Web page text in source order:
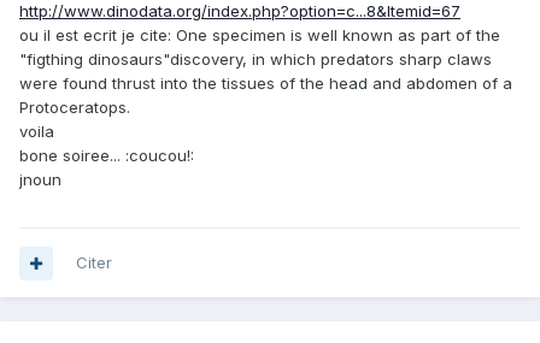
http://www.dinodata.org/index.php?option=c...8&Itemid=67
ou il est ecrit je cite: One specimen is well known as part of the
"figthing dinosaurs"discovery, in which predators sharp claws
were found thrust into the tissues of the head and abdomen of a
Protoceratops.
voila
bone soiree... :coucou!:
jnoun
Citer